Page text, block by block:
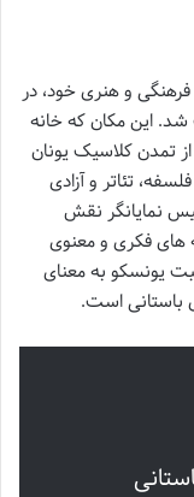
و هنری خود، در
شد. این مکان که خانه
تمدن کلاسیک یونان
تئاتر و آزادی
نمایانگر نقش
های فکری و معنوی
یونسکو به معنای
باستانی است.